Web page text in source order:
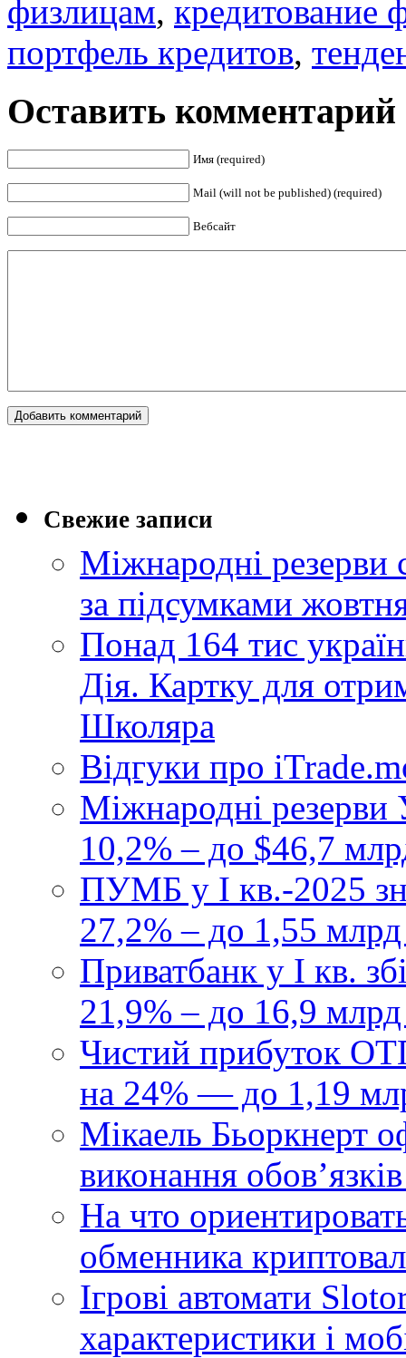
физлицам, кредитование
портфель кредитов,
Оставить комментарий
Имя (required)
Mail (will not be published) (required)
Вебсайт
Свежие записи
Міжнародні
за підсумками
Понад 164 тис
Дія. Картку для
Школяра
Відгуки про
Міжнародні резерви
10,2% – до $46,7
ПУМБ у I кв.-2025
27,2% – до 1,55
Приватбанк у І кв.
21,9% – до 16,9
Чистий прибуток
на 24% — до 1,19
Мікаель Бьоркнерт
виконання
На что
обменника
Ігрові автомати
характеристики і